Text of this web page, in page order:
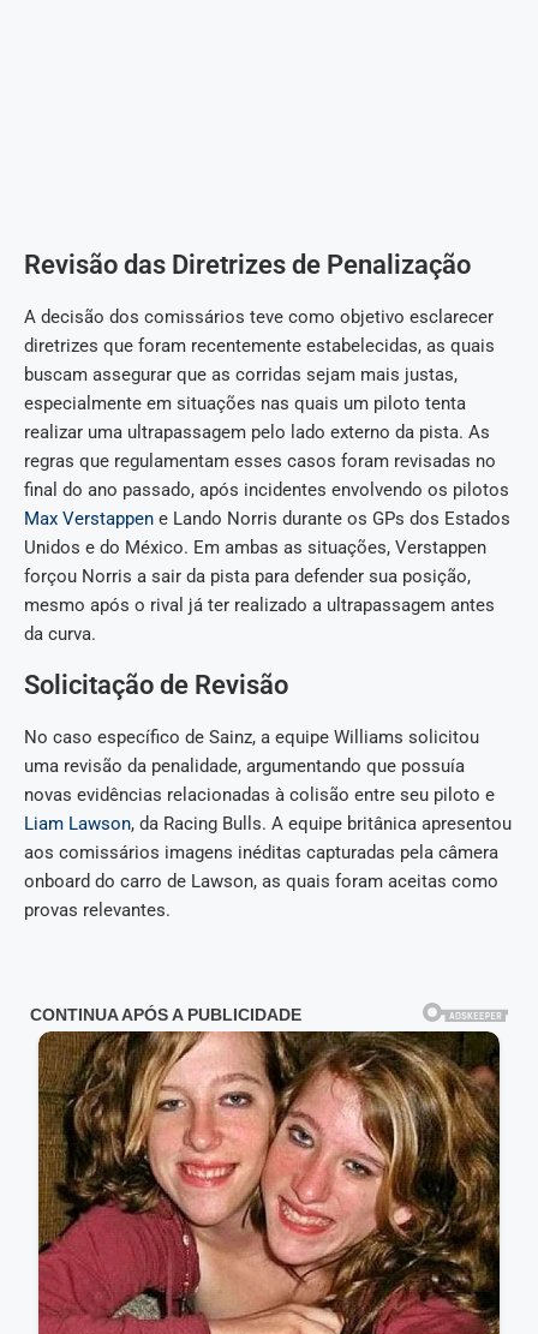
Revisão das Diretrizes de Penalização
A decisão dos comissários teve como objetivo esclarecer
diretrizes que foram recentemente estabelecidas, as quais
buscam assegurar que as corridas sejam mais justas,
especialmente em situações nas quais um piloto tenta
realizar uma ultrapassagem pelo lado externo da pista. As
regras que regulamentam esses casos foram revisadas no
final do ano passado, após incidentes envolvendo os pilotos
Max Verstappen e Lando Norris durante os GPs dos Estados
Unidos e do México. Em ambas as situações, Verstappen
forçou Norris a sair da pista para defender sua posição,
mesmo após o rival já ter realizado a ultrapassagem antes
da curva.
Solicitação de Revisão
No caso específico de Sainz, a equipe Williams solicitou
uma revisão da penalidade, argumentando que possuía
novas evidências relacionadas à colisão entre seu piloto e
Liam Lawson, da Racing Bulls. A equipe britânica apresentou
aos comissários imagens inéditas capturadas pela câmera
onboard do carro de Lawson, as quais foram aceitas como
provas relevantes.